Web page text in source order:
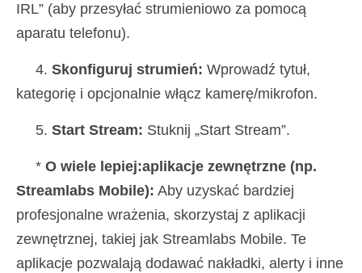
IRL” (aby przesyłać strumieniowo za pomocą
aparatu telefonu).
4. Skonfiguruj strumień: Wprowadź tytuł,
kategorię i opcjonalnie włącz kamerę/mikrofon.
5. Start Stream: Stuknij „Start Stream”.
* O wiele lepiej:aplikacje zewnętrzne (np.
Streamlabs Mobile): Aby uzyskać bardziej
profesjonalne wrażenia, skorzystaj z aplikacji
zewnętrznej, takiej jak Streamlabs Mobile. Te
aplikacje pozwalają dodawać nakładki, alerty i inne